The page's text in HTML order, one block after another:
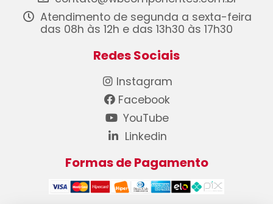
Atendimento de segunda a sexta-feira
das 08h às 12h e das 13h30 às 17h30
Redes Sociais
Instagram
Facebook
YouTube
Linkedin
Formas de Pagamento